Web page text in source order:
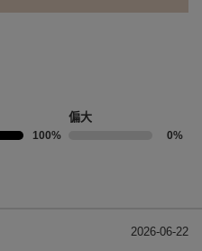
100%
偏大
0%
2026-06-22